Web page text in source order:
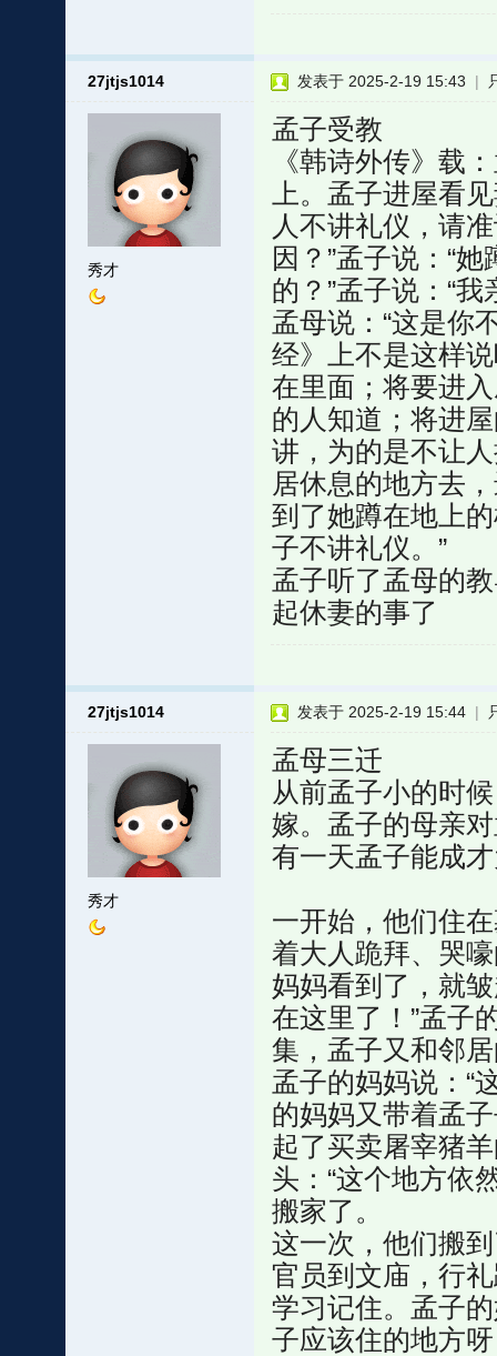
27jtjs1014
秀才
发表于 2025-2-19 15:43 |
孟子受教
《韩诗外传》载
上。孟子进屋看
人不讲礼仪，请
因？”孟子说：“
的？”孟子说：“我
孟母说：“这是你
经》上不是这样
在里面；将要进
的人知道；将进
讲，为的是不让
居休息的地方去
到了她蹲在地上
子不讲礼仪。”
孟子听了孟母的
起休妻的事了
27jtjs1014
秀才
发表于 2025-2-19 15:44 |
孟母三迁
从前孟子小的时
嫁。孟子的母亲
有一天孟子能成
一开始，他们住
着大人跪拜、哭
妈妈看到了，就
在这里了！”孟子
集，孟子又和邻
孟子的妈妈说：“
的妈妈又带着孟
起了买卖屠宰猪
头：“这个地方依
搬家了。
这一次，他们搬
官员到文庙，行
学习记住。孟子
子应该住的地方